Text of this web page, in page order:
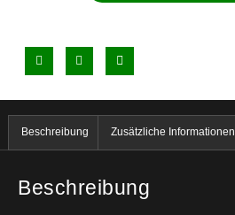
Beschreibung Zusätzliche Informationen
Beschreibung